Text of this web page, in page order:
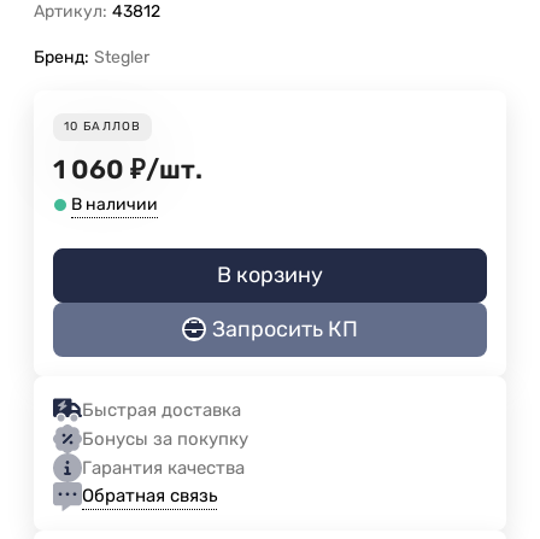
Артикул: 43812
Бренд: Stegler
10 БАЛЛОВ
1 060 ₽/шт.
В наличии
В корзину
Запросить КП
Быстрая доставка
Бонусы за покупку
Гарантия качества
Обратная связь